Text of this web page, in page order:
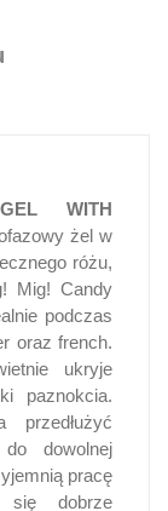
WITH
żel w
różu,
Mig! Candy
podczas
oraz french.
ukryje
paznokcia.
dowolnej
pracę
się dobrze